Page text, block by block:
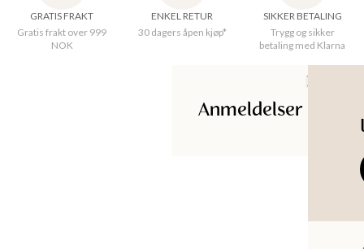
Opprinnelsesland
GRATIS FRAKT
Gratis frakt over 999
NOK
ENKEL RETUR
30 dagers åpen kjøp*
SIKKER BETALING
Trygg og sikker
betaling med Klarna
Anmeldelser